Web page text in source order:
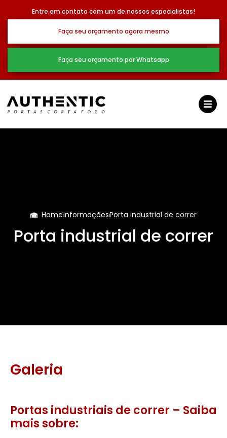
Entre em contato com um de nossos especialistas!
Faça seu orçamento agora mesmo
Faça seu orçamento por Whatsapp
HomeInformaçõesPorta industrial de correr
Porta industrial de correr
Galeria
Portas industriais de correr – Saiba
mais sobre: